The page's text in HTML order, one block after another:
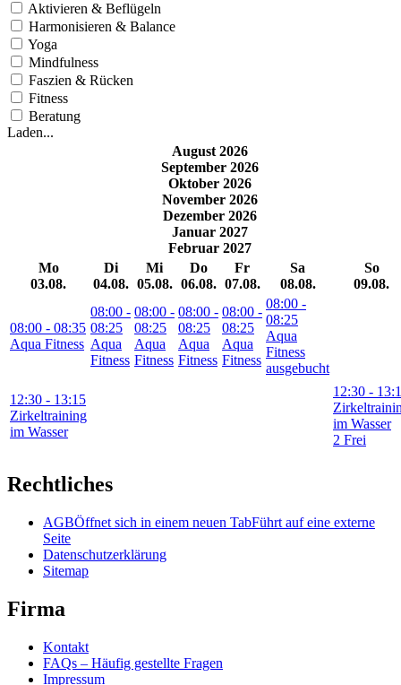
Aktivieren & Beflügeln
Harmonisieren & Balance
Yoga
Mindfulness
Faszien & Rücken
Fitness
Beratung
Laden...
August 2026
September 2026
Oktober 2026
November 2026
Dezember 2026
Januar 2027
Februar 2027
Mo
03.08.
Di
04.08.
Mi
05.08.
Do
06.08.
Fr
07.08.
Sa
08.08.
So
09.08.
08:00 - 08:35
Aqua Fitness
08:00 -
08:25
Aqua
Fitness
08:00 -
08:25
Aqua
Fitness
08:00 -
08:25
Aqua
Fitness
08:00 -
08:25
Aqua
Fitness
08:00 -
08:25
Aqua
Fitness
ausgebucht
12:30 - 13:15
Zirkeltraining
im Wasser
12:30 -
im Wasser
2 Frei
Rechtliches
AGBÖffnet sich in einem neuen TabFührt auf eine externe
Seite
Datenschutzerklärung
Sitemap
Firma
Kontakt
FAQs – Häufig gestellte Fragen
Impressum